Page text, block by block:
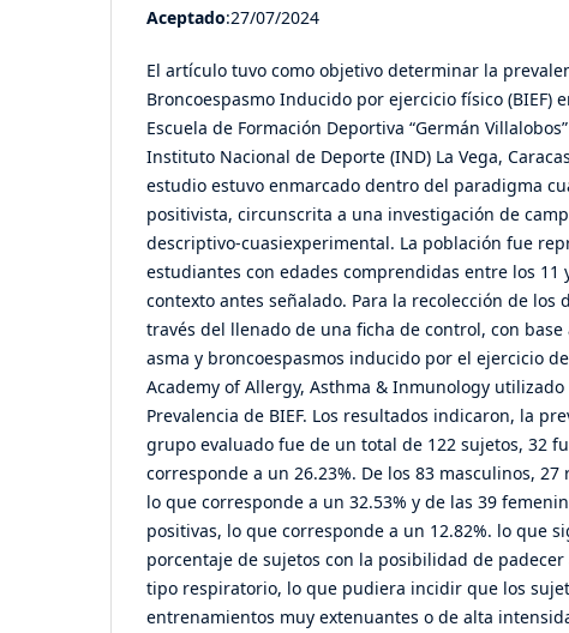
Aceptado:27/07/2024
El artículo tuvo como objetivo determinar la
Broncoespasmo Inducido por ejercicio físico (BIEF)
Escuela de Formación Deportiva “Germán
Instituto Nacional de Deporte (IND) La Vega,
estudio estuvo enmarcado dentro del paradigma
positivista, circunscrita a una investigación de
descriptivo-cuasiexperimental. La población fue
estudiantes con edades comprendidas entre los 11
contexto antes señalado. Para la recolección de los
través del llenado de una ficha de control, con
asma y broncoespasmos inducido por el ejercicio
Academy of Allergy, Asthma & Inmunology
Prevalencia de BIEF. Los resultados indicaron, la
grupo evaluado fue de un total de 122 sujetos, 32
corresponde a un 26.23%. De los 83 masculinos,
lo que corresponde a un 32.53% y de las 39
positivas, lo que corresponde a un 12.82%. lo que
porcentaje de sujetos con la posibilidad de
tipo respiratorio, lo que pudiera incidir que los
entrenamientos muy extenuantes o de alta